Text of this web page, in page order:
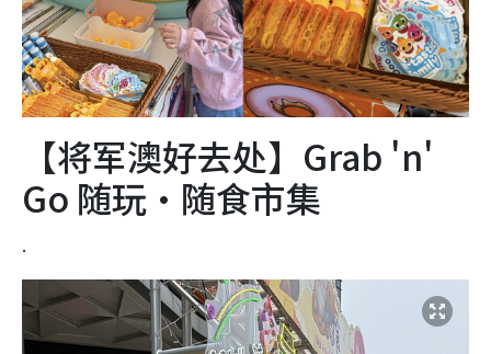
【将军澳好去处】Grab 'n'
Go 随玩・随食市集